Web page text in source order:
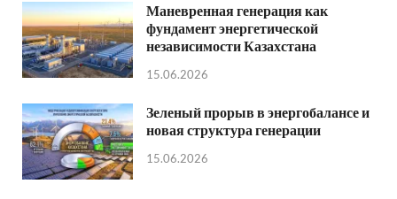
Маневренная генерация как
фундамент энергетической
независимости Казахстана
15.06.2026
Зеленый прорыв в энергобалансе и
новая структура генерации
15.06.2026